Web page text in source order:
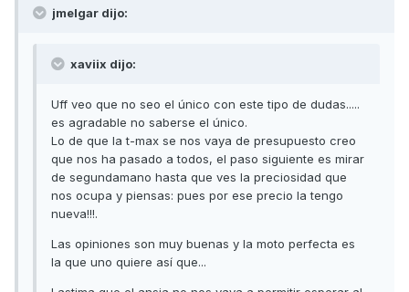
jmelgar dijo:
xaviix dijo:
Uff veo que no seo el único con este tipo de dudas.....
es agradable no saberse el único.
Lo de que la t-max se nos vaya de presupuesto creo
que nos ha pasado a todos, el paso siguiente es mirar
de segundamano hasta que ves la preciosidad que
nos ocupa y piensas: pues por ese precio la tengo
nueva!!!.
Las opiniones son muy buenas y la moto perfecta es
la que uno quiere así que...